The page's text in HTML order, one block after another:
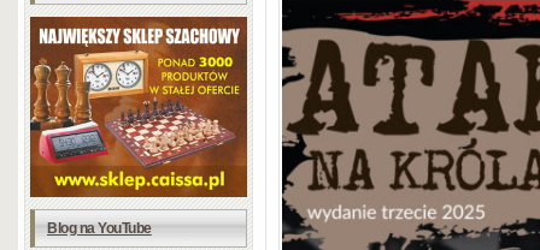
Blog na YouTube